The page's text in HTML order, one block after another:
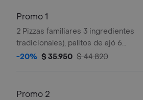
Promo 1
2 Pizzas familiares 3 ingredientes
tradicionales), palitos de ajó 6
unidades, alitas de pollo 6 unidades y
-20% $ 35.950 $ 44.820
Promo 2